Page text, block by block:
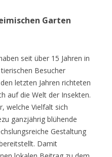
Garten
seit über 15 Jahren in
Besucher
letzten Jahren richteten
auf die Welt der Insekten.
welche Vielfalt sich
ganzjährig blühende
Gestaltung
Damit